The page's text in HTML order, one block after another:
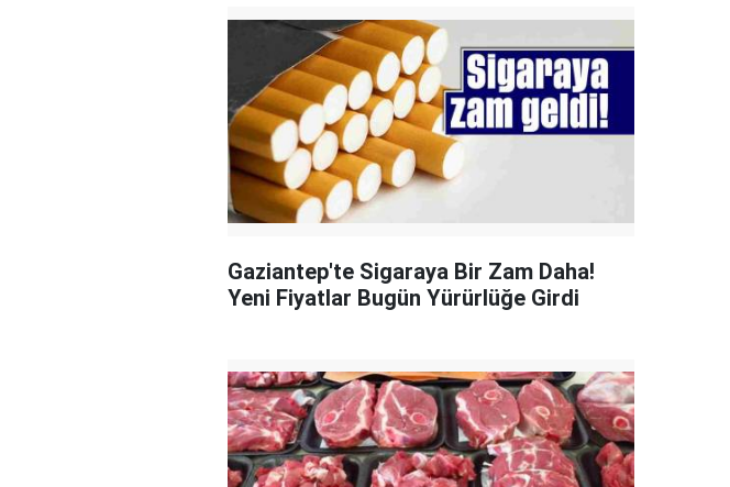
Gaziantep'te Sigaraya Bir Zam Daha!
Yeni Fiyatlar Bugün Yürürlüğe Girdi